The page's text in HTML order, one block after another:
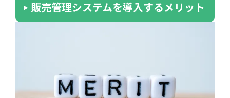
販売管理システムを導入するメリット